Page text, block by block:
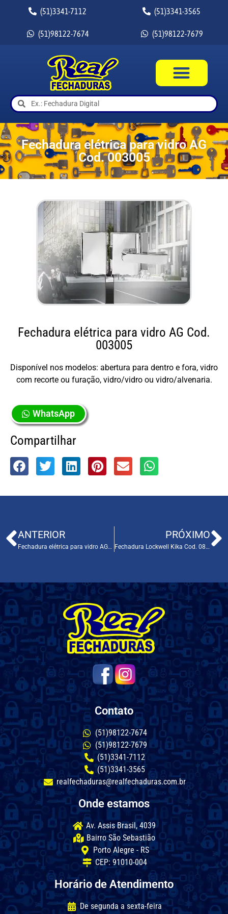
(51)3341-7112 (51)3341-3565
(51)98122-7674 (51)98122-7679
Fechadura elétrica para vidro AG
Cod. 003005
Fechadura elétrica para vidro AG Cod.
003005
Disponível nos modelos: abertura para dentro e fora, vidro
com recorte ou furação, vidro/vidro ou vidro/alvenaria.
WhatsApp
Compartilhar
ANTERIOR
Fechadura elétrica para vidro AGL Cod. 003003
PRÓXIMO
Fechadura Lockwell Kika Cod. 085026
Contato
(51)98122-7674
(51)98122-7679
(51)3341-7112
(51)3341-3565
realfechaduras@realfechaduras.com.br
Onde estamos
Av. Assis Brasil, 4039
Bairro São Sebastião
Porto Alegre - RS
CEP: 91010-004
Horário de Atendimento
De segunda a sexta-feira